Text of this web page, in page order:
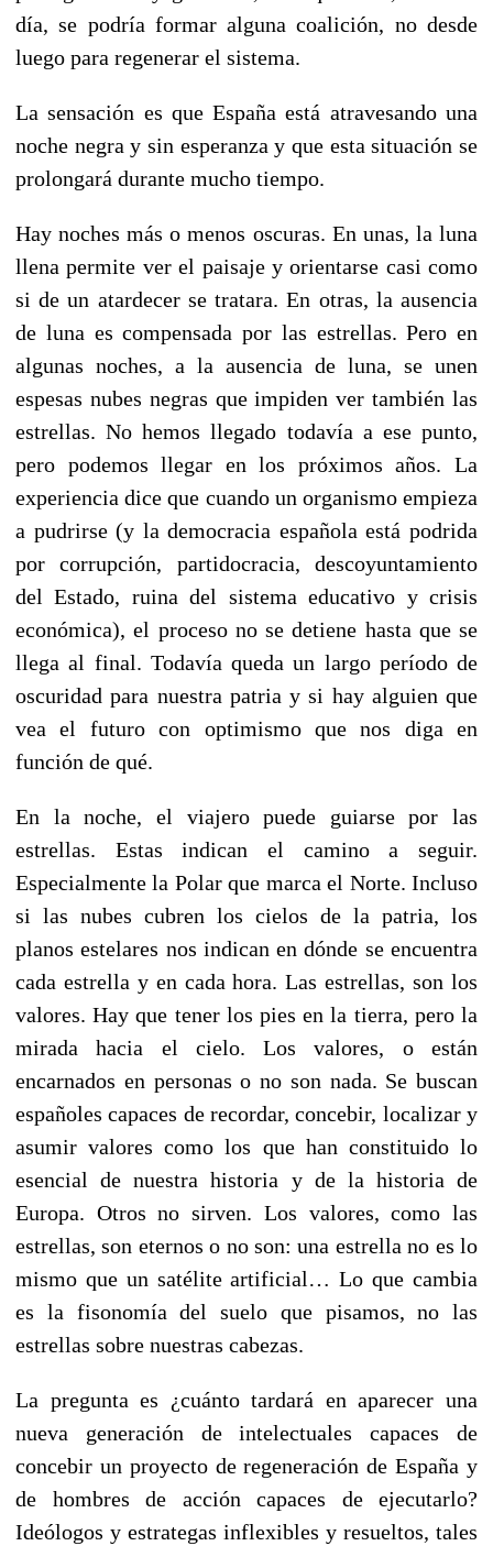
día, se podría formar alguna coalición, no desde
luego para regenerar el sistema.
La sensación es que España está atravesando una
noche negra y sin esperanza y que esta situación se
prolongará durante mucho tiempo.
Hay noches más o menos oscuras. En unas, la luna
llena permite ver el paisaje y orientarse casi como
si de un atardecer se tratara. En otras, la ausencia
de luna es compensada por las estrellas. Pero en
algunas noches, a la ausencia de luna, se unen
espesas nubes negras que impiden ver también las
estrellas. No hemos llegado todavía a ese punto,
pero podemos llegar en los próximos años. La
experiencia dice que cuando un organismo empieza
a pudrirse (y la democracia española está podrida
por corrupción, partidocracia, descoyuntamiento
del Estado, ruina del sistema educativo y crisis
económica), el proceso no se detiene hasta que se
llega al final. Todavía queda un largo período de
oscuridad para nuestra patria y si hay alguien que
vea el futuro con optimismo que nos diga en
función de qué.
En la noche, el viajero puede guiarse por las
estrellas. Estas indican el camino a seguir.
Especialmente la Polar que marca el Norte. Incluso
si las nubes cubren los cielos de la patria, los
planos estelares nos indican en dónde se encuentra
cada estrella y en cada hora. Las estrellas, son los
valores. Hay que tener los pies en la tierra, pero la
mirada hacia el cielo. Los valores, o están
encarnados en personas o no son nada. Se buscan
españoles capaces de recordar, concebir, localizar y
asumir valores como los que han constituido lo
esencial de nuestra historia y de la historia de
Europa. Otros no sirven. Los valores, como las
estrellas, son eternos o no son: una estrella no es lo
mismo que un satélite artificial… Lo que cambia
es la fisonomía del suelo que pisamos, no las
estrellas sobre nuestras cabezas.
La pregunta es ¿cuánto tardará en aparecer una
nueva generación de intelectuales capaces de
concebir un proyecto de regeneración de España y
de hombres de acción capaces de ejecutarlo?
Ideólogos y estrategas inflexibles y resueltos, tales